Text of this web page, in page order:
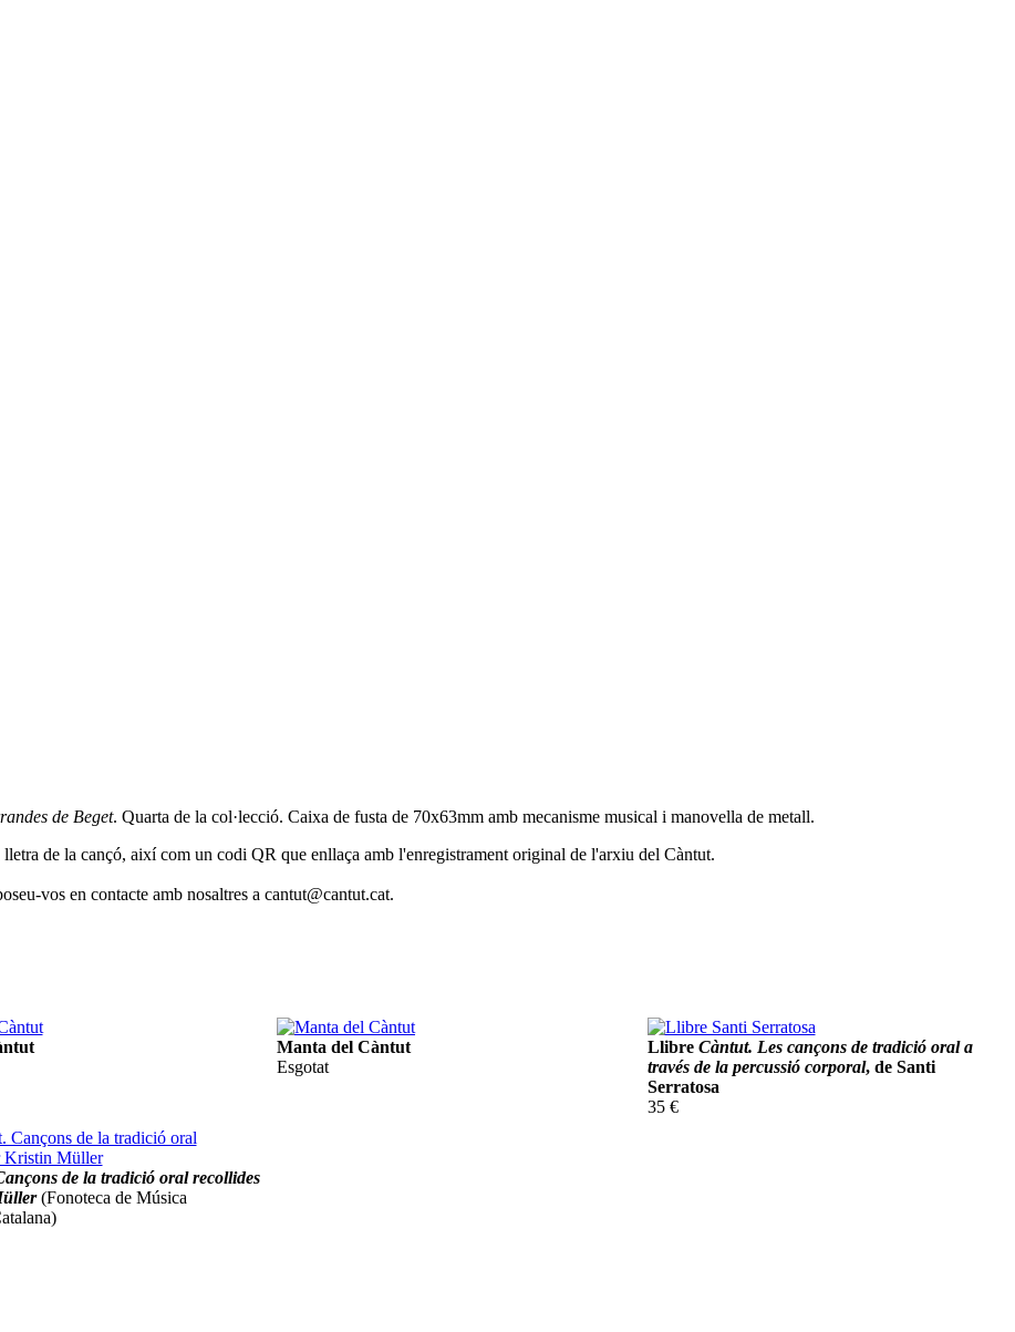
de Beget. Quarta de la col·lecció. Caixa de fusta de 70x63mm amb mecanisme musical i manovella de metall.
de la cançó, així com un codi QR que enllaça amb l'enregistrament original de l'arxiu del Càntut.
vos en contacte amb nosaltres a cantut@cantut.cat.
Manta del Càntut
Esgotat
Llibre Càntut. Les cançons de tradició oral a
través de la percussió corporal, de Santi
Serratosa
35 €
de la tradició oral recollides
(Fonoteca de Música